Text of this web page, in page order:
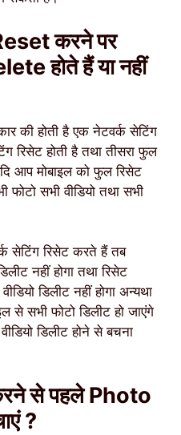
करने पर
होते हैं या नहीं
की होती है एक नेटवर्क सेटिंग
रिसेट होती है तथा तीसरा फुल
आप मोबाइल को फुल रिसेट
सभी वीडियो तथा सभी
सेटिंग रिसेट करते हैं तब
नहीं होगा तथा रिसेट
डिलीट नहीं होगा अन्यथा
सभी फोटो डिलीट हो जाएंगे
डिलीट होने से बचना
से पहले Photo
?